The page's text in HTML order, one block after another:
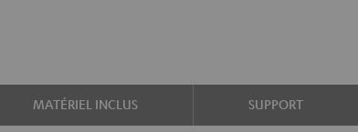
MATÉRIEL INCLUS SUPPORT